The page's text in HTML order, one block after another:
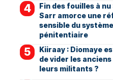
Fin des fouilles à nu
Sarr amorce une
sensible du système
pénitentiaire
Kiiraay : Diomaye
de vider les
leurs militants ?